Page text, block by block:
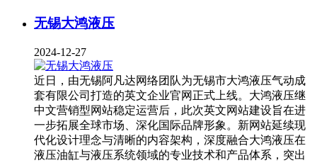
无锡大鸿液压
2024-12-27
近日，由无锡阿凡达网络团队为无锡市大鸿液压气动成
套有限公司打造的英文企业官网正式上线。大鸿液压继
中文营销型网站稳定运营后，此次英文网站建设旨在进
一步拓展全球市场、深化国际品牌形象。新网站延续现
代化设计理念与清晰的内容架构，深度融合大鸿液压在
液压油缸与液压系统领域的专业技术和产品体系，突出